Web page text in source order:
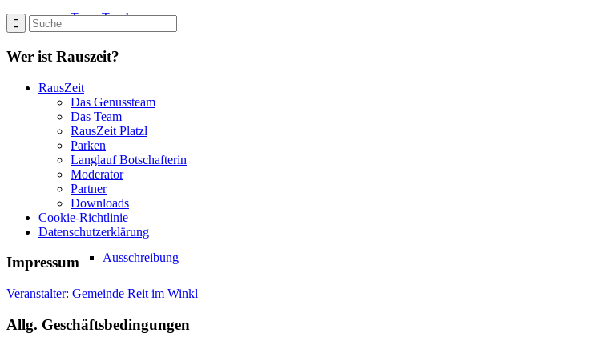
Team Trophy
Ausschreibung
Wer ist Rauszeit?
RausZeit
Das Genussteam
Das Team
RausZeit Platzl
Parken
Langlauf Botschafterin
Moderator
Partner
Downloads
Cookie-Richtlinie
Datenschutzerklärung
Impressum
Veranstalter: Gemeinde Reit im Winkl
Allg. Geschäftsbedingungen